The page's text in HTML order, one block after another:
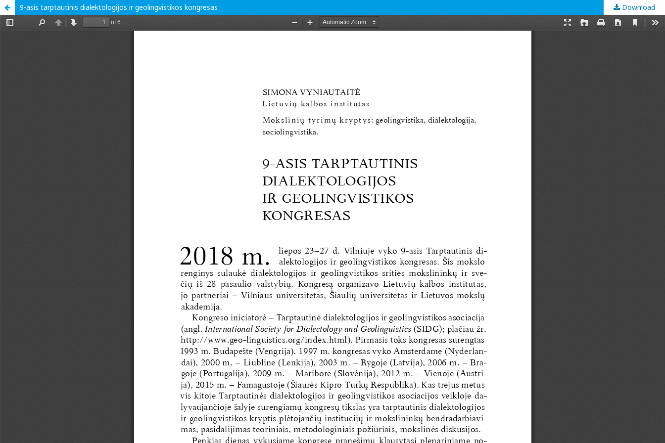
9-asis tarptautinis dialektologijos ir geolingvistikos kongresas Download